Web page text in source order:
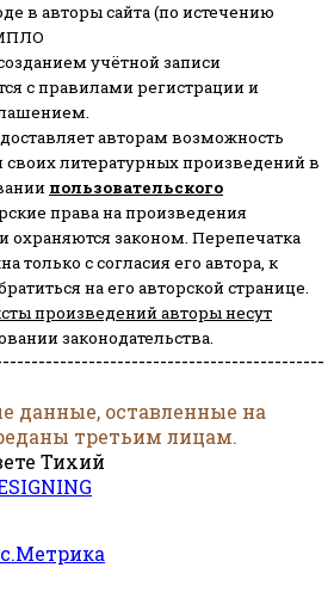
в авторы сайта (по истечению
учётной записи
с правилами регистрации и
авторам возможность
литературных произведений в
пользовательского
права на произведения
охраняются законом. Перепечатка
только с согласия его автора, к
на его авторской странице.
произведений авторы несут
законодательства.
данные, оставленные на
третьим лицам.
Тихий